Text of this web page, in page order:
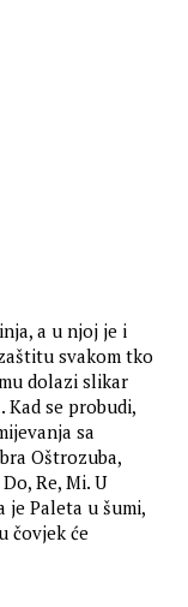
a u njoj je i
svakom tko
dolazi slikar
Kad se probudi,
sa
Oštrozuba,
Re, Mi. U
je Paleta u šumi,
čovjek će